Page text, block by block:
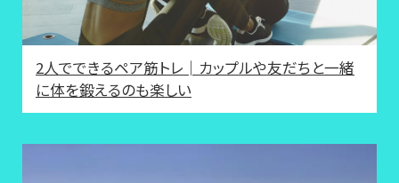
2人でできるペア筋トレ│カップルや友だちと一緒
に体を鍛えるのも楽しい